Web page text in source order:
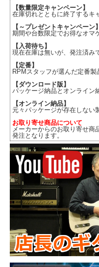
【数量限定キャンペーン】
在庫切れとともに終了するキ
【～プレゼントキャンペーン】
期間や台数限定でお得なオマ
【入荷待ち】
現在在庫は無いが、発注済み
【定番】
RPMスタッフが選んだ定番製
【ダウンロード版】
パッケージ納品とオンライン
【オンライン納品】
元々パッケージが存在しない
お取り寄せ商品について
メーカーからのお取り寄せ商
発注となります。